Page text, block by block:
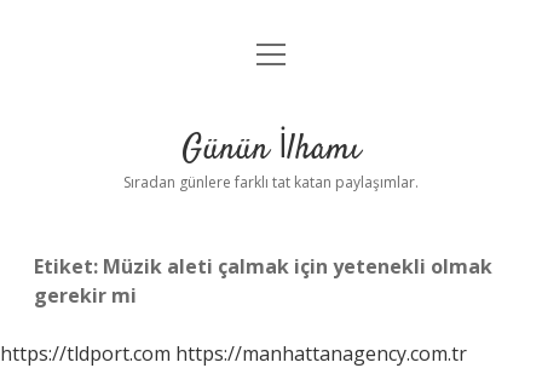
Anasayfa
Yasal Uyarı
menüyü
Günün İlhamı
Sıradan günlere farklı tat katan paylaşımlar.
Etiket: Müzik aleti çalmak için yetenekli olmak
gerekir mi
https://tldport.com https://manhattanagency.com.tr